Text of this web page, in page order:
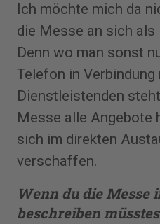
Ich möchte mich da
die Messe an sich als
Denn wo man sonst
Telefon in Verbindung
Dienstleistenden
Messe alle Angebote
sich im direkten
verschaffen.
Wenn du die Messe
beschreiben